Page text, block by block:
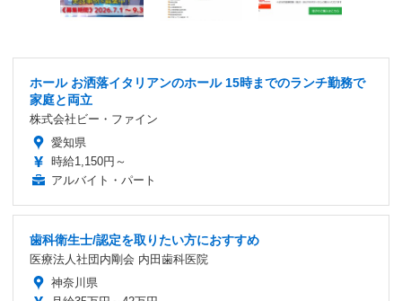
ホール お洒落イタリアンのホール 15時までのランチ勤務で
家庭と両立
株式会社ビー・ファイン
愛知県
時給1,150円～
アルバイト・パート
歯科衛生士/認定を取りたい方におすすめ
医療法人社団内剛会 内田歯科医院
神奈川県